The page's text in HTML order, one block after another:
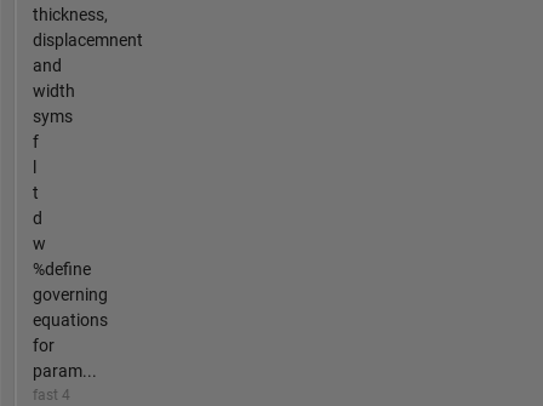
thickness,
displacemnent
and
width
syms
f
t
d
w
%define
governing
equations
for
param...
fast 4